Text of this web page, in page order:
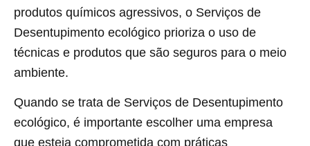
produtos químicos agressivos, o Serviços de
Desentupimento ecológico prioriza o uso de
técnicas e produtos que são seguros para o meio
ambiente.
Quando se trata de Serviços de Desentupimento
ecológico, é importante escolher uma empresa
que esteja comprometida com práticas